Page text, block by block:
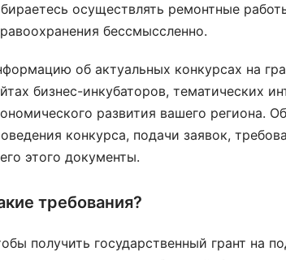
осуществлять ремонтные
бессмыссленно.
об актуальных конкурсах на
бизнес-инкубаторов, тематических
развития вашего региона.
конкурса, подачи заявок,
этого документы.
требования?
получить государственный грант на